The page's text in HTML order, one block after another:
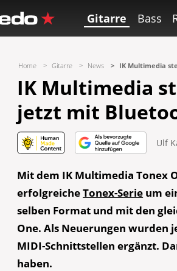
Gitarre Bass
Home Gitarre News IK Multimedia
IK Multimedia
jetzt mit
Ulf
Mit dem IK Multimedia Tonex
erfolgreicheTonex-Serie um
selben Format und mit den
One. Als Neuerungen wurden
MIDI-Schnittstellen ergänzt.
haben.